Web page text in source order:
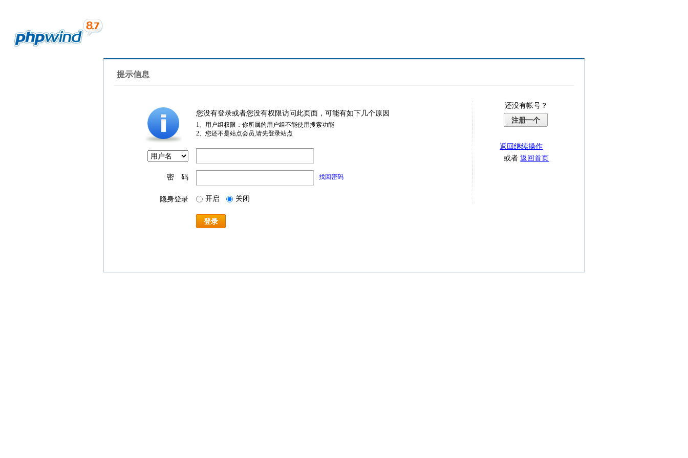
提示信息
您没有登录或者您没有权限访问此页面，可能有如下几个原因
1、用户组权限：你所属的用户组不能使用搜索功能
2、您还不是站点会员,请先登录站点
密 码 找回密码
隐身登录 开启 关闭
登录
还没有帐号？
注册一个
返回继续操作
或者返回首页